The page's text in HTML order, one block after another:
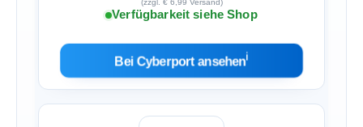
(zzgl. € 6,99 Versand)
Verfügbarkeit siehe Shop
Bei Cyberport ansehenℹ︎